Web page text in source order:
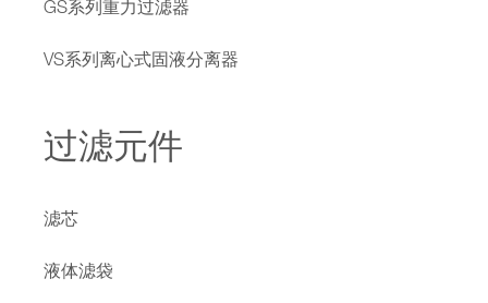
GS系列重力过滤器
VS系列离心式固液分离器
过滤元件
滤芯
液体滤袋